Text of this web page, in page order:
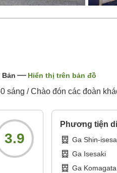
Hiển thị trên bản đồ
sáng / Chào đón các đoàn
3.9
Phương tiện
Ga Shin-
Ga Isesaki
Ga Komagata